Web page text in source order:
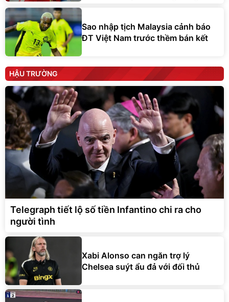
Sao nhập tịch Malaysia cảnh báo
ĐT Việt Nam trước thềm bán kết
HẬU TRƯỜNG
Telegraph tiết lộ số tiền Infantino chi ra cho
người tình
Xabi Alonso can ngăn trợ lý
Chelsea suýt ẩu đả với đối thủ